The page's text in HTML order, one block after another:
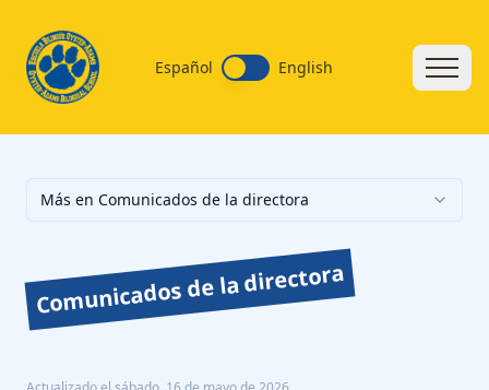
Español English
Más en Comunicados de la directora
Comunicados de la directora